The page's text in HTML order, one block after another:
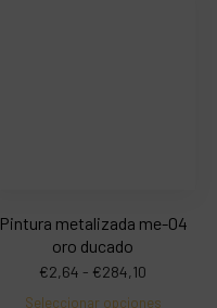
Pintura metalizada me-04
oro ducado
€2,64 - €284,10
Seleccionar opciones